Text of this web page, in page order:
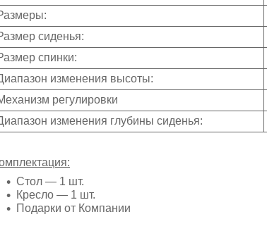
сиденья:
спинки:
изменения высоты:
регулировки
изменения глубины сиденья:
Стол ― 1 шт.
Кресло ― 1 шт.
Подарки от Компании